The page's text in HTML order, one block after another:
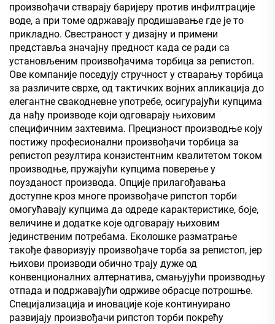
произвођачи стварају баријеру против инфилтрације
воде, а при томе одржавају продишавање где је то
прикладно. Свестраност у дизајну и примени
представља значајну предност када се ради са
установљеним произвођачима торбица за репистоп.
Ове компаније поседују стручност у стварању торбица
за различите сврхе, од тактичких војних апликација до
елегантне свакодневне употребе, осигурајући купцима
да нађу производе који одговарају њиховим
специфичним захтевима. Прецизност производње коју
постижу професионални произвођачи торбица за
репистоп резултира конзистентним квалитетом током
производње, пружајући купцима поверење у
поузданост производа. Опције прилагођавања
доступне кроз многе произвођаче рипстоп торби
омогућавају купцима да одреде карактеристике, боје,
величине и додатке које одговарају њиховим
јединственим потребама. Еколошке разматрање
такође фаворизују произвођаче торба за репистоп, јер
њихови производи обично трају дуже од
конвенционалних алтернатива, смањујући производњу
отпада и подржавајући одрживе обрасце потрошње.
Специјализација и иновације које континуирано
развијају произвођачи рипстоп торби покрећу